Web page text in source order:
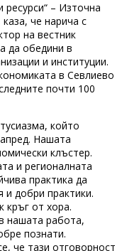
– Източна
че нарича с
на вестник
да обедини в
и институции.
в Севлиево
почти 100
който
Нашата
клъстер.
и регионалната
практика да
добри практики.
кръг от хора.
нашата работа,
познати.
че тази отговорност